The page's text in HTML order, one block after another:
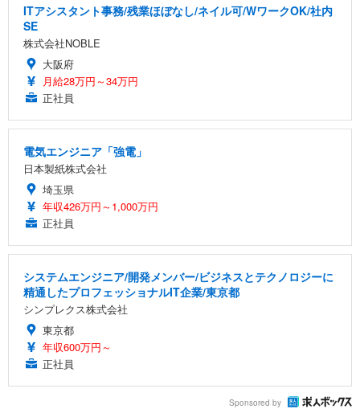
ITアシスタント事務/残業ほぼなし/ネイル可/WワークOK/社内
SE
株式会社NOBLE
大阪府
月給28万円～34万円
正社員
電気エンジニア「強電」
日本製紙株式会社
埼玉県
年収426万円～1,000万円
正社員
システムエンジニア/開発メンバー/ビジネスとテクノロジーに
精通したプロフェッショナルIT企業/東京都
シンプレクス株式会社
東京都
年収600万円～
正社員
Sponsored by